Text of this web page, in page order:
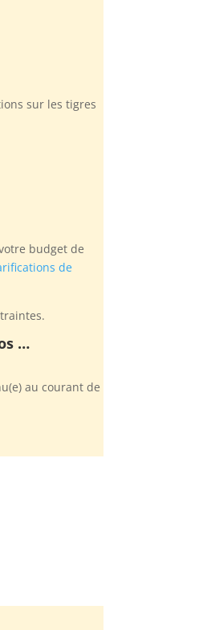
sur les tigres
budget de
de
…
au courant de